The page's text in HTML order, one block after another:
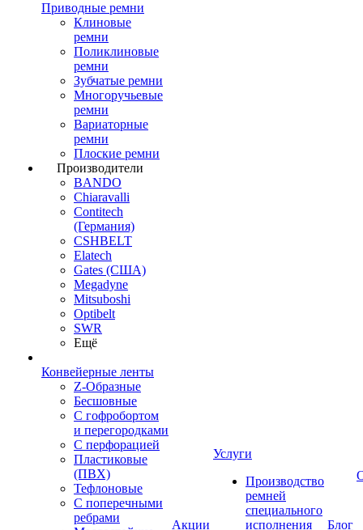
Приводные ремни
Клиновые
ремни
Поликлиновые
ремни
Зубчатые ремни
Многоручьевые
ремни
Вариаторные
ремни
Плоские ремни
Производители
BANDO
Chiaravalli
Contitech
(Германия)
CSHBELT
Elatech
Gates (США)
Megadyne
Mitsuboshi
Optibelt
SWR
Ещё
Конвейерные ленты
Z-Образные
Бесшовные
С гофробортом
и перегородками
С перфорацией
Пластиковые
(ПВХ)
Тефлоновые
С поперечными
ребрами
Акции
Услуги
Производство
ремней
специального
исполнения
Блог